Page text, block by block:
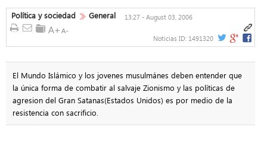
Política y sociedad General 13:27 - August 03, 2006
Noticias ID: 1491320
El Mundo Islámico y los jovenes musulmánes deben entender que
la única forma de combatir al salvaje Zionismo y las políticas de
agresion del Gran Satanas(Estados Unidos) es por medio de la
resistencia con sacrificio.